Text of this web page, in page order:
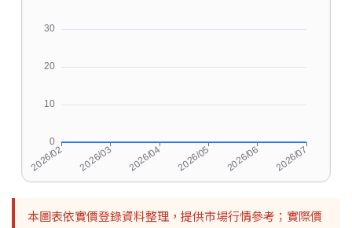
本圖表依實價登錄資料整理，提供市場行情參考；實際價